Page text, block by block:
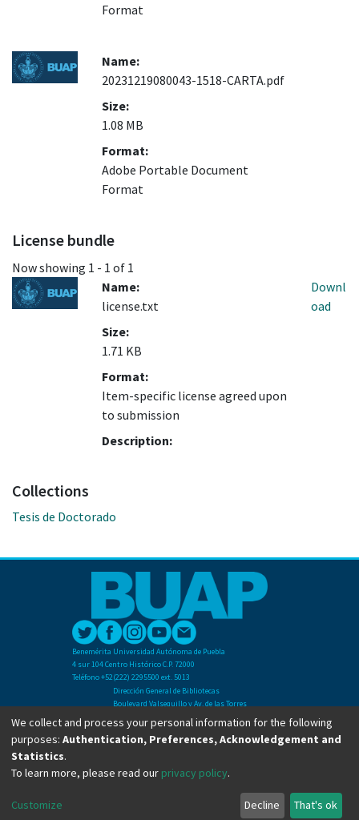
Format
Name:
20231219080043-1518-CARTA.pdf
Size:
1.08 MB
Format:
Adobe Portable Document
Format
License bundle
Now showing 1 - 1 of 1
Name:
license.txt
Size:
1.71 KB
Format:
Item-specific license agreed upon
to submission
Description:
Downl
oad
Collections
Tesis de Doctorado
Benemérita Universidad Autónoma de Puebla
4 sur 104 Centro Histórico C.P. 72000
Teléfono +52(222) 2295500 ext. 5013
Dirección General de Bibliotecas
Boulevard Valsequillo y Av. de las Torres
Ciudad Universitaria. Col. San Manuel
C.P. 72570
Teléfono +52 (222) 2295500 Ext 2901
Copyright © Dirección General de Bibliotecas - BUAP 2024. All right reserved.
We collect and process your personal information for the following
purposes: Authentication, Preferences, Acknowledgement and
Statistics.
To learn more, please read our privacy policy.
Customize Decline That's ok